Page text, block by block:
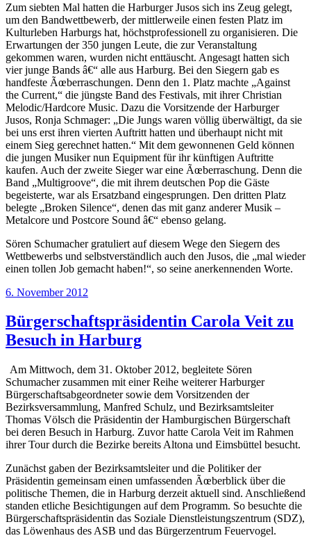
Zum siebten Mal hatten die Harburger Jusos sich ins Zeug gelegt,
um den Bandwettbewerb, der mittlerweile einen festen Platz im
Kulturleben Harburgs hat, höchstprofessionell zu organisieren. Die
Erwartungen der 350 jungen Leute, die zur Veranstaltung
gekommen waren, wurden nicht enttäuscht. Angesagt hatten sich
vier junge Bands â€“ alle aus Harburg. Bei den Siegern gab es
handfeste Ãœberraschungen. Denn den 1. Platz machte „Against
the Current,“ die jüngste Band des Festivals, mit ihrer Christian
Melodic/Hardcore Music. Dazu die Vorsitzende der Harburger
Jusos, Ronja Schmager: „Die Jungs waren völlig überwältigt, da sie
bei uns erst ihren vierten Auftritt hatten und überhaupt nicht mit
einem Sieg gerechnet hatten.“ Mit dem gewonnenen Geld können
die jungen Musiker nun Equipment für ihr künftigen Auftritte
kaufen. Auch der zweite Sieger war eine Ãœberraschung. Denn die
Band „Multigroove“, die mit ihrem deutschen Pop die Gäste
begeisterte, war als Ersatzband eingesprungen. Den dritten Platz
belegte „Broken Silence“, denen das mit ganz anderer Musik –
Metalcore und Postcore Sound â€“ ebenso gelang.
Sören Schumacher gratuliert auf diesem Wege den Siegern des
Wettbewerbs und selbstverständlich auch den Jusos, die „mal wieder
einen tollen Job gemacht haben!“, so seine anerkennenden Worte.
Veröffentlicht
6. November 2012
Bürgerschaftspräsidentin Carola Veit zu
Besuch in Harburg
Am Mittwoch, dem 31. Oktober 2012, begleitete Sören
Schumacher zusammen mit einer Reihe weiterer Harburger
Bürgerschaftsabgeordneter sowie dem Vorsitzenden der
Bezirksversammlung, Manfred Schulz, und Bezirksamtsleiter
Thomas Völsch die Präsidentin der Hamburgischen Bürgerschaft
bei deren Besuch in Harburg. Zuvor hatte Carola Veit im Rahmen
ihrer Tour durch die Bezirke bereits Altona und Eimsbüttel besucht.
Zunächst gaben der Bezirksamtsleiter und die Politiker der
Präsidentin gemeinsam einen umfassenden Ãœberblick über die
politische Themen, die in Harburg derzeit aktuell sind. Anschließend
standen etliche Besichtigungen auf dem Programm. So besuchte die
Bürgerschaftspräsidentin das Soziale Dienstleistungszentrum (SDZ),
das Löwenhaus des ASB und das Bürgerzentrum Feuervogel.